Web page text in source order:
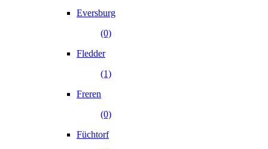
Eversburg
(0)
Fledder
(1)
Freren
(0)
Füchtorf